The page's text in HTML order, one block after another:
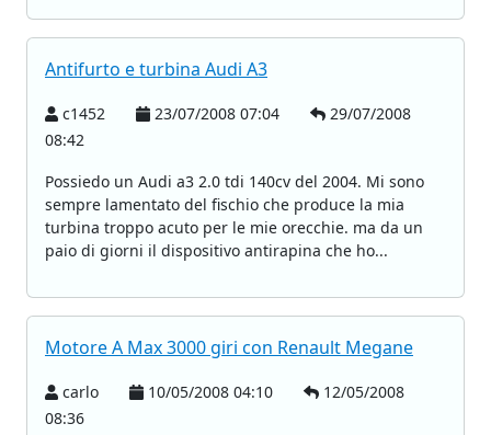
Antifurto e turbina Audi A3
c1452 23/07/2008 07:04
29/07/2008
08:42
Possiedo un Audi a3 2.0 tdi 140cv del 2004. Mi sono
sempre lamentato del fischio che produce la mia
turbina troppo acuto per le mie orecchie. ma da un
paio di giorni il dispositivo antirapina che ho...
Motore A Max 3000 giri con Renault Megane
carlo 10/05/2008 04:10
12/05/2008
08:36